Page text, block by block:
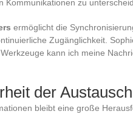
Kommunikationen zu
ermöglicht die
Zugänglichkeit.
kann ich meine
der
bleibt eine große